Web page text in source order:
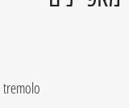
tremolo